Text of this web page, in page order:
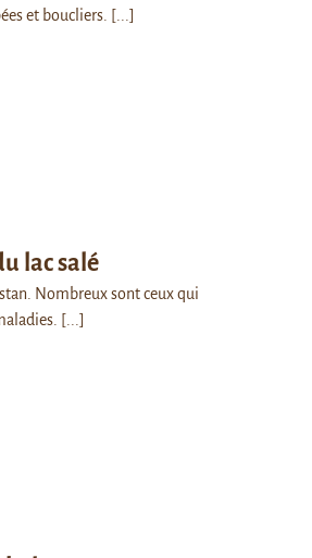
et boucliers. [...]
lac salé
Nombreux sont ceux qui
[...]